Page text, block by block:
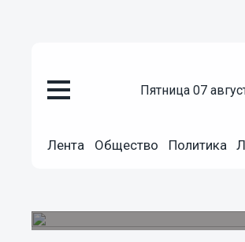
пятница 07
Лента Общество Политика
Около 10 см снега